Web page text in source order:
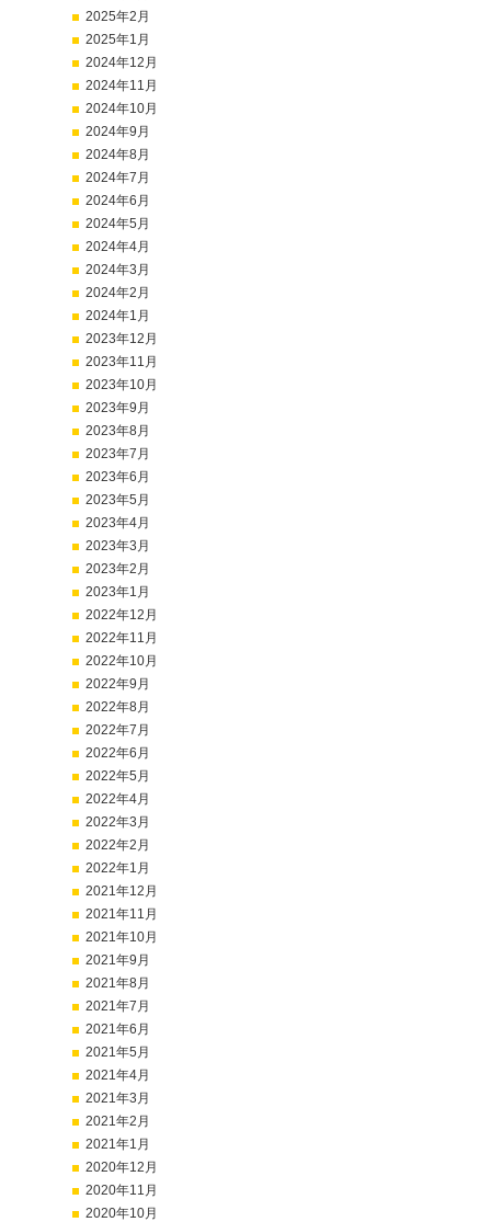
2025年2月
2025年1月
2024年12月
2024年11月
2024年10月
2024年9月
2024年8月
2024年7月
2024年6月
2024年5月
2024年4月
2024年3月
2024年2月
2024年1月
2023年12月
2023年11月
2023年10月
2023年9月
2023年8月
2023年7月
2023年6月
2023年5月
2023年4月
2023年3月
2023年2月
2023年1月
2022年12月
2022年11月
2022年10月
2022年9月
2022年8月
2022年7月
2022年6月
2022年5月
2022年4月
2022年3月
2022年2月
2022年1月
2021年12月
2021年11月
2021年10月
2021年9月
2021年8月
2021年7月
2021年6月
2021年5月
2021年4月
2021年3月
2021年2月
2021年1月
2020年12月
2020年11月
2020年10月